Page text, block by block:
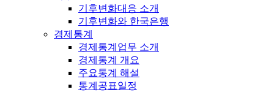
기후변화대응 소개
기후변화와 한국은행
경제통계
경제통계업무 소개
경제통계 개요
주요통계 해설
통계공표일정